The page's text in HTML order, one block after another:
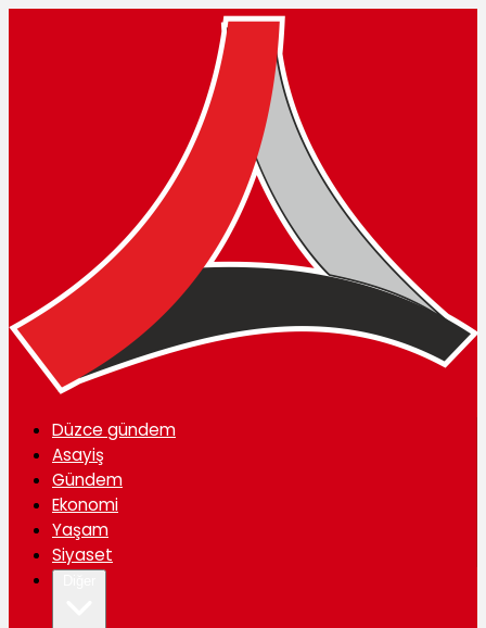
Düzce gündem
Asayiş
Gündem
Ekonomi
Yaşam
Siyaset